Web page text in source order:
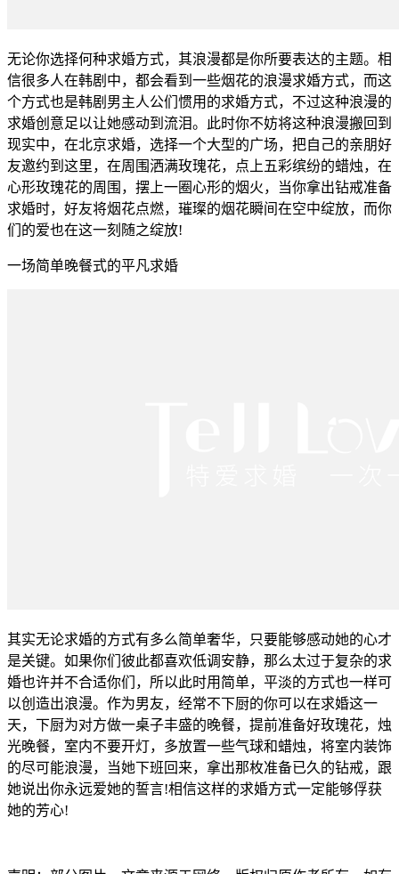
无论你选择何种求婚方式，其浪漫都是你所要表达的主题。相
信很多人在韩剧中，都会看到一些烟花的浪漫求婚方式，而这
个方式也是韩剧男主人公们惯用的求婚方式，不过这种浪漫的
求婚创意足以让她感动到流泪。此时你不妨将这种浪漫搬回到
现实中，在北京求婚，选择一个大型的广场，把自己的亲朋好
友邀约到这里，在周围洒满玫瑰花，点上五彩缤纷的蜡烛，在
心形玫瑰花的周围，摆上一圈心形的烟火，当你拿出钻戒准备
求婚时，好友将烟花点燃，璀璨的烟花瞬间在空中绽放，而你
们的爱也在这一刻随之绽放!
一场简单晚餐式的平凡求婚
其实无论求婚的方式有多么简单奢华，只要能够感动她的心才
是关键。如果你们彼此都喜欢低调安静，那么太过于复杂的求
婚也许并不合适你们，所以此时用简单，平淡的方式也一样可
以创造出浪漫。作为男友，经常不下厨的你可以在求婚这一
天，下厨为对方做一桌子丰盛的晚餐，提前准备好玫瑰花，烛
光晚餐，室内不要开灯，多放置一些气球和蜡烛，将室内装饰
的尽可能浪漫，当她下班回来，拿出那枚准备已久的钻戒，跟
她说出你永远爱她的誓言!相信这样的求婚方式一定能够俘获
她的芳心!